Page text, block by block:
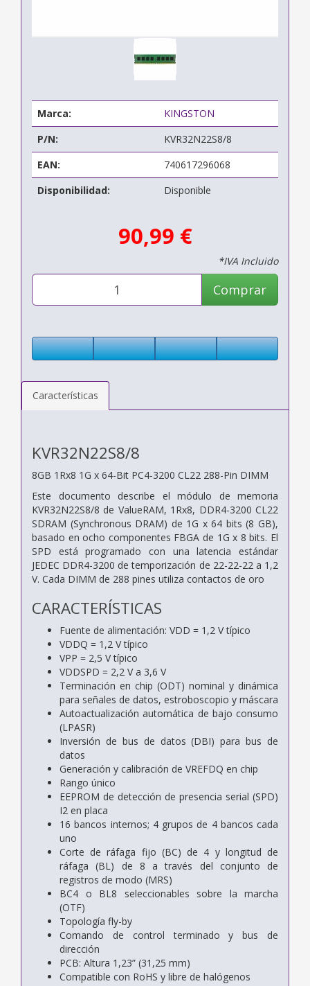
Marca:
KINGSTON
P/N:
KVR32N22S8/8
EAN:
740617296068
Disponibilidad:
Disponible
90,99 €
*IVA Incluido
Comprar
Características
KVR32N22S8/8
8GB 1Rx8 1G x 64-Bit PC4-3200 CL22 288-Pin DIMM
Este documento describe el módulo de memoria
KVR32N22S8/8 de ValueRAM, 1Rx8, DDR4-3200 CL22
SDRAM (Synchronous DRAM) de 1G x 64 bits (8 GB),
basado en ocho componentes FBGA de 1G x 8 bits. El
SPD está programado con una latencia estándar
JEDEC DDR4-3200 de temporización de 22-22-22 a 1,2
V. Cada DIMM de 288 pines utiliza contactos de oro
CARACTERÍSTICAS
Fuente de alimentación: VDD = 1,2 V típico
VDDQ = 1,2 V típico
VPP = 2,5 V típico
VDDSPD = 2,2 V a 3,6 V
Terminación en chip (ODT) nominal y dinámica
para señales de datos, estroboscopio y máscara
Autoactualización automática de bajo consumo
(LPASR)
Inversión de bus de datos (DBI) para bus de
datos
Generación y calibración de VREFDQ en chip
Rango único
EEPROM de detección de presencia serial (SPD)
I2 en placa
16 bancos internos; 4 grupos de 4 bancos cada
uno
Corte de ráfaga fijo (BC) de 4 y longitud de
ráfaga (BL) de 8 a través del conjunto de
registros de modo (MRS)
BC4 o BL8 seleccionables sobre la marcha
(OTF)
Topología fly-by
Comando de control terminado y bus de
dirección
PCB: Altura 1,23” (31,25 mm)
Compatible con RoHS y libre de halógenos